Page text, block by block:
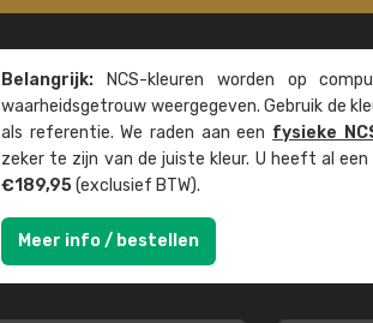
Belangrijk: NCS-kleuren worden op
waarheids­­getrouw weer­gegeven. Gebruik de
als referentie. We raden aan een fysieke
zeker te zijn van de juiste kleur. U heeft al een
€189,95(exclusief BTW).
Meer info / bestellen